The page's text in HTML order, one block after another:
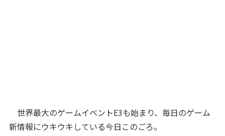
世界最大のゲームイベントE3も始まり、毎日のゲーム
新情報にウキウキしている今日このごろ。